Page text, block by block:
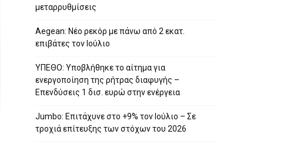
μεταρρυθμίσεις
Aegean: Νέο ρεκόρ με πάνω από 2 εκατ.
επιβάτες τον Ιούλιο
ΥΠΕΘΟ: Υποβλήθηκε το αίτημα για
ενεργοποίηση της ρήτρας διαφυγής –
Επενδύσεις 1 δισ. ευρώ στην ενέργεια
Jumbo: Επιτάχυνε στο +9% τον Ιούλιο – Σε
τροχιά επίτευξης των στόχων του 2026